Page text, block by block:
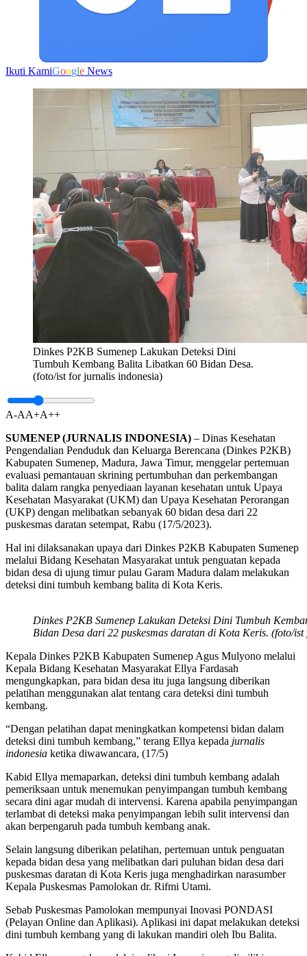
Ikuti KamiGoogle News
Dinkes P2KB Sumenep Lakukan Deteksi Dini
Tumbuh Kembang Balita Libatkan 60 Bidan Desa.
(foto/ist for jurnalis indonesia)
A-AA+A++
SUMENEP (JURNALIS INDONESIA) – Dinas Kesehatan
Pengendalian Penduduk dan Keluarga Berencana (Dinkes P2KB)
Kabupaten Sumenep, Madura, Jawa Timur, menggelar pertemuan
evaluasi pemantauan skrining pertumbuhan dan perkembangan
balita dalam rangka penyediaan layanan kesehatan untuk Upaya
Kesehatan Masyarakat (UKM) dan Upaya Kesehatan Perorangan
(UKP) dengan melibatkan sebanyak 60 bidan desa dari 22
puskesmas daratan setempat, Rabu (17/5/2023).
Hal ini dilaksanakan upaya dari Dinkes P2KB Kabupaten Sumenep
melalui Bidang Kesehatan Masyarakat untuk penguatan kepada
bidan desa di ujung timur pulau Garam Madura dalam melakukan
deteksi dini tumbuh kembang balita di Kota Keris.
Dinkes P2KB Sumenep Lakukan Deteksi Dini Tumbuh
Bidan Desa dari 22 puskesmas daratan di Kota Keris. (foto/
Kepala Dinkes P2KB Kabupaten Sumenep Agus Mulyono melalui
Kepala Bidang Kesehatan Masyarakat Ellya Fardasah
mengungkapkan, para bidan desa itu juga langsung diberikan
pelatihan menggunakan alat tentang cara deteksi dini tumbuh
kembang.
“Dengan pelatihan dapat meningkatkan kompetensi bidan dalam
deteksi dini tumbuh kembang,” terang Ellya kepada jurnalis
indonesia ketika diwawancara, (17/5)
Kabid Ellya memaparkan, deteksi dini tumbuh kembang adalah
pemeriksaan untuk menemukan penyimpangan tumbuh kembang
secara dini agar mudah di intervensi. Karena apabila penyimpangan
terlambat di deteksi maka penyimpangan lebih sulit intervensi dan
akan berpengaruh pada tumbuh kembang anak.
Selain langsung diberikan pelatihan, pertemuan untuk penguatan
kepada bidan desa yang melibatkan dari puluhan bidan desa dari
puskesmas daratan di Kota Keris juga menghadirkan narasumber
Kepala Puskesmas Pamolokan dr. Rifmi Utami.
Sebab Puskesmas Pamolokan mempunyai Inovasi PONDASI
(Pelayan Online dan Aplikasi). Aplikasi ini dapat melakukan deteksi
dini tumbuh kembang yang di lakukan mandiri oleh Ibu Balita.